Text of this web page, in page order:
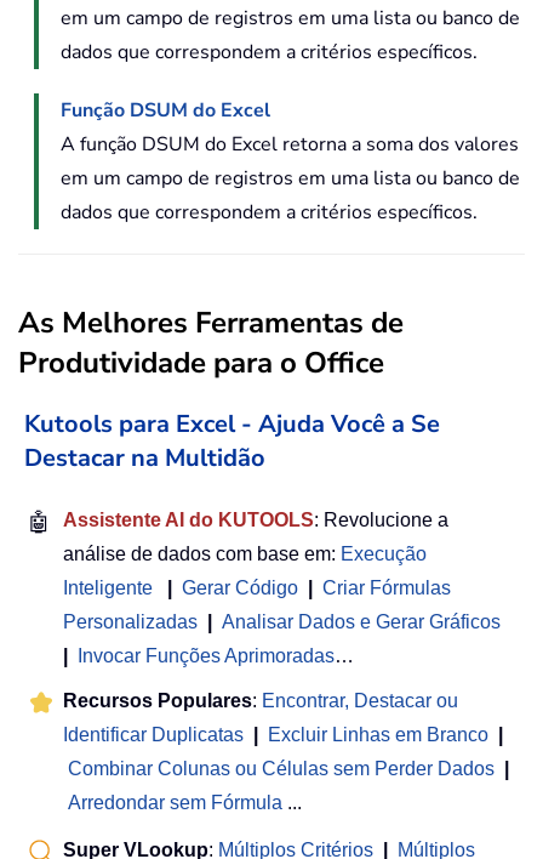
em um campo de registros em uma lista ou banco de
dados que correspondem a critérios específicos.
Função DSUM do Excel
A função DSUM do Excel retorna a soma dos valores
em um campo de registros em uma lista ou banco de
dados que correspondem a critérios específicos.
As Melhores Ferramentas de
Produtividade para o Office
Kutools para Excel - Ajuda Você a Se
Destacar na Multidão
🤖 Assistente AI do KUTOOLS: Revolucione a
análise de dados com base em: Execução
Inteligente
Gerar Código
Criar Fórmulas
Personalizadas
Analisar Dados e Gerar Gráficos
Invocar Funções Aprimoradas…
Recursos Populares: Encontrar, Destacar ou
Identificar Duplicatas
Excluir Linhas em Branco
Combinar Colunas ou Células sem Perder Dados
Arredondar sem Fórmula ...
Super VLookup: Múltiplos Critérios
Múltiplos